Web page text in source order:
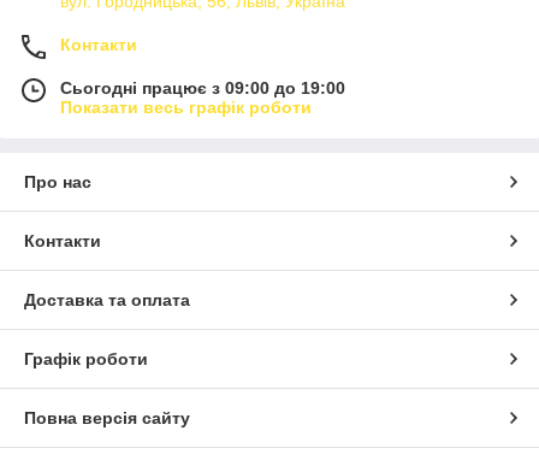
Контакти
Сьогодні працює з 09:00 до 19:00
Показати весь графік роботи
Про нас
Контакти
Доставка та оплата
Графік роботи
Повна версія сайту